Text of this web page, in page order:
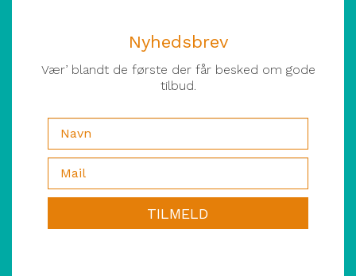
Nyhedsbrev
Vær’ blandt de første der får besked om gode
tilbud.
TILMELD